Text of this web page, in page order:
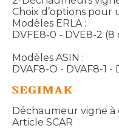
Choix d’options pour
Modèles ERLA :
DVFE8-0 - DVE8-2 (8
Modèles ASIN :
DVAF8-O - DVAF8-1 -
Déchaumeur vigne à
Article SCAR